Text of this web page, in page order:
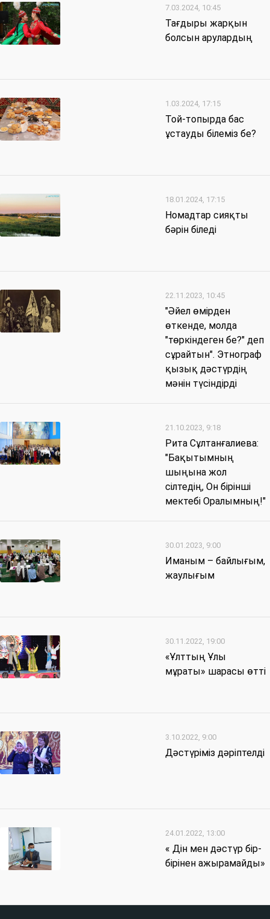
7.03.2024, 10:45
Тағдыры жарқын
болсын арулардың
1.03.2024, 17:15
Той-топырда бас
ұстауды білеміз бе?
18.01.2024, 17:15
Номадтар сияқты
бәрін біледі
22.11.2023, 10:45
"Әйел өмірден
өткенде, молда
"төркіндеген бе?" деп
сұрайтын". Этнограф
қызық дәстүрдің
мәнін түсіндірді
21.10.2023, 9:18
Рита Сұлтанғалиева:
"Бақытымның
шыңына жол
сілтедің, Он бірінші
мектебі Оралымның!"
30.01.2023, 9:00
Иманым – байлығым,
жаулығым
30.11.2022, 19:00
«Ұлттың Ұлы
мұраты» шарасы өтті
3.10.2022, 9:00
Дәстүріміз дәріптелді
24.01.2022, 13:00
« Дін мен дәстүр бір-
бірінен ажырамайды»